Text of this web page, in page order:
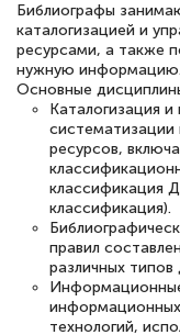
Евгения
Знаток
12
Спасибо
вежливое
понятно!
Библиографы
каталогизацией и
ресурсами, а также
нужную информацию.
Основные
Каталогизация
ресурсов,
классификация
классификация).
правил
различных типов
технологий,